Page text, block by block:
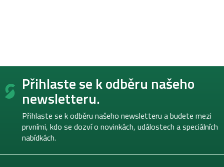
Z
Přihlaste se k odběru našeho
newsletteru.
Přihlaste se k odběru našeho newsletteru a budete mezi
prvními, kdo se dozví o novinkách, událostech a speciálních
nabídkách.